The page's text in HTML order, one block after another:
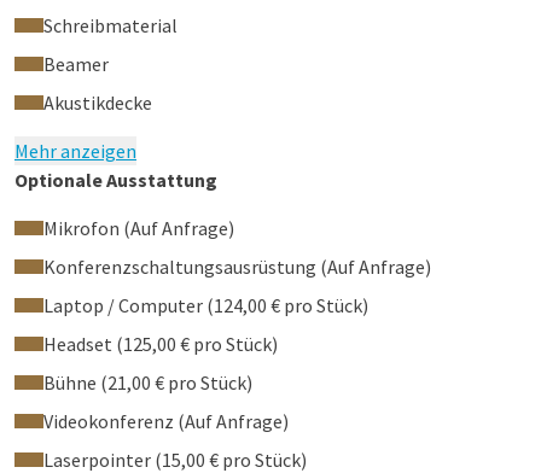
Schreibmaterial
Beamer
Akustikdecke
Mehr anzeigen
Optionale Ausstattung
Mikrofon (Auf Anfrage)
Konferenzschaltungsausrüstung (Auf Anfrage)
Laptop / Computer (124,00 € pro Stück)
Headset (125,00 € pro Stück)
Bühne (21,00 € pro Stück)
Videokonferenz (Auf Anfrage)
Laserpointer (15,00 € pro Stück)